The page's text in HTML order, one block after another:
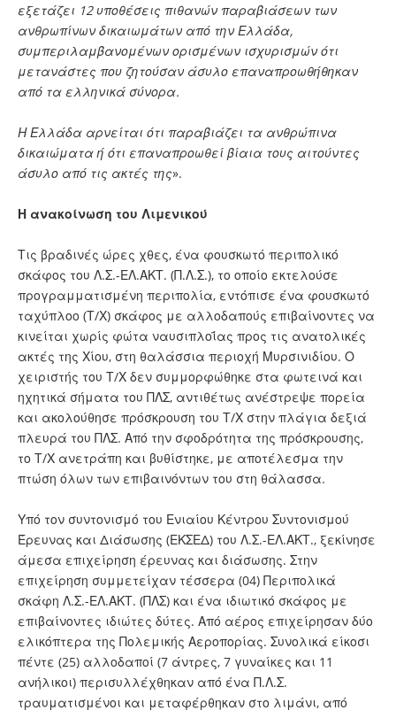
εξετάζει 12 υποθέσεις πιθανών παραβιάσεων των
ανθρωπίνων δικαιωμάτων από την Ελλάδα,
συμπεριλαμβανομένων ορισμένων ισχυρισμών ότι
μετανάστες που ζητούσαν άσυλο επαναπροωθήθηκαν
από τα ελληνικά σύνορα.
Η Ελλάδα αρνείται ότι παραβιάζει τα ανθρώπινα
δικαιώματα ή ότι επαναπροωθεί βίαια τους αιτούντες
άσυλο από τις ακτές της».
Η ανακοίνωση του Λιμενικού
Τις βραδινές ώρες χθες, ένα φουσκωτό περιπολικό
σκάφος του Λ.Σ.-ΕΛ.ΑΚΤ. (Π.Λ.Σ.), το οποίο εκτελούσε
προγραμματισμένη περιπολία, εντόπισε ένα φουσκωτό
ταχύπλοο (Τ/Χ) σκάφος με αλλοδαπούς επιβαίνοντες να
κινείται χωρίς φώτα ναυσιπλοΐας προς τις ανατολικές
ακτές της Χίου, στη θαλάσσια περιοχή Μυρσινιδίου. Ο
χειριστής του Τ/Χ δεν συμμορφώθηκε στα φωτεινά και
ηχητικά σήματα του ΠΛΣ, αντιθέτως ανέστρεψε πορεία
και ακολούθησε πρόσκρουση του Τ/Χ στην πλάγια δεξιά
πλευρά του ΠΛΣ. Από την σφοδρότητα της πρόσκρουσης,
το Τ/Χ ανετράπη και βυθίστηκε, με αποτέλεσμα την
πτώση όλων των επιβαινόντων του στη θάλασσα.
Υπό τον συντονισμό του Ενιαίου Κέντρου Συντονισμού
Έρευνας και Διάσωσης (ΕΚΣΕΔ) του Λ.Σ.-ΕΛ.ΑΚΤ., ξεκίνησε
άμεσα επιχείρηση έρευνας και διάσωσης. Στην
επιχείρηση συμμετείχαν τέσσερα (04) Περιπολικά
σκάφη Λ.Σ.-ΕΛ.ΑΚΤ. (ΠΛΣ) και ένα ιδιωτικό σκάφος με
επιβαίνοντες ιδιώτες δύτες. Από αέρος επιχείρησαν δύο
ελικόπτερα της Πολεμικής Αεροπορίας. Συνολικά είκοσι
πέντε (25) αλλοδαποί (7 άντρες, 7 γυναίκες και 11
ανήλικοι) περισυλλέχθηκαν από ένα Π.Λ.Σ.
τραυματισμένοι και μεταφέρθηκαν στο λιμάνι, από